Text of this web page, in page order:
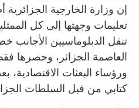
إن وزارة الخارجية
تعليمات وجهتها إلى كل
تنقل الدبلوماسيين الأجانب
العاصمة الجزائر، وحصرها
ورؤساء البعثات
كتابي من قبل السلطات